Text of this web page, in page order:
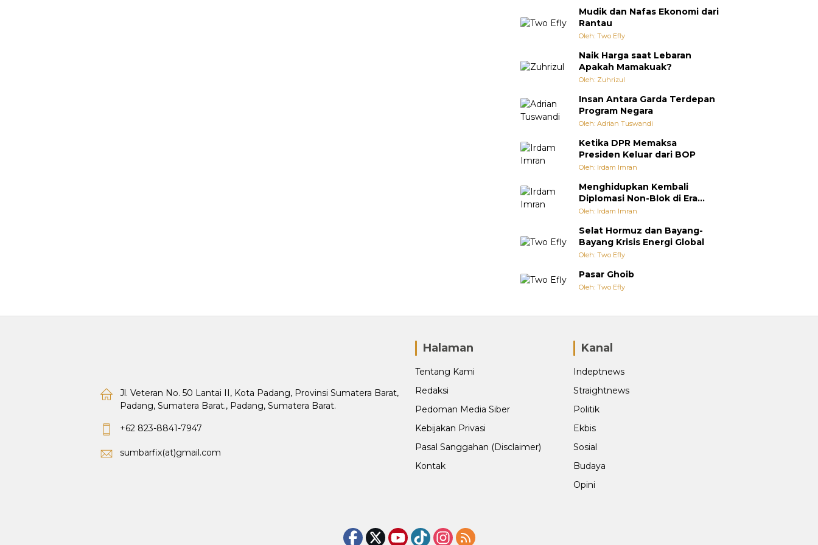
Mudik dan Nafas Ekonomi dari
Rantau
Oleh: Two Efly
Naik Harga saat Lebaran
Apakah Mamakuak?
Oleh: Zuhrizul
Insan Antara Garda Terdepan
Program Negara
Oleh: Adrian Tuswandi
Ketika DPR Memaksa
Presiden Keluar dari BOP
Oleh: Irdam Imran
Menghidupkan Kembali
Diplomasi Non-Blok di Era
Multipolar
Oleh: Irdam Imran
Selat Hormuz dan Bayang-
Bayang Krisis Energi Global
Oleh: Two Efly
Pasar Ghoib
Oleh: Two Efly
Jl. Veteran No. 50 Lantai II, Kota Padang, Provinsi Sumatera Barat,
Padang, Sumatera Barat., Padang, Sumatera Barat.
+62 823-8841-7947
sumbarfix(at)gmail.com
Halaman
Tentang Kami
Redaksi
Pedoman Media Siber
Kebijakan Privasi
Pasal Sanggahan (Disclaimer)
Kontak
Kanal
Indeptnews
Straightnews
Politik
Ekbis
Sosial
Budaya
Opini